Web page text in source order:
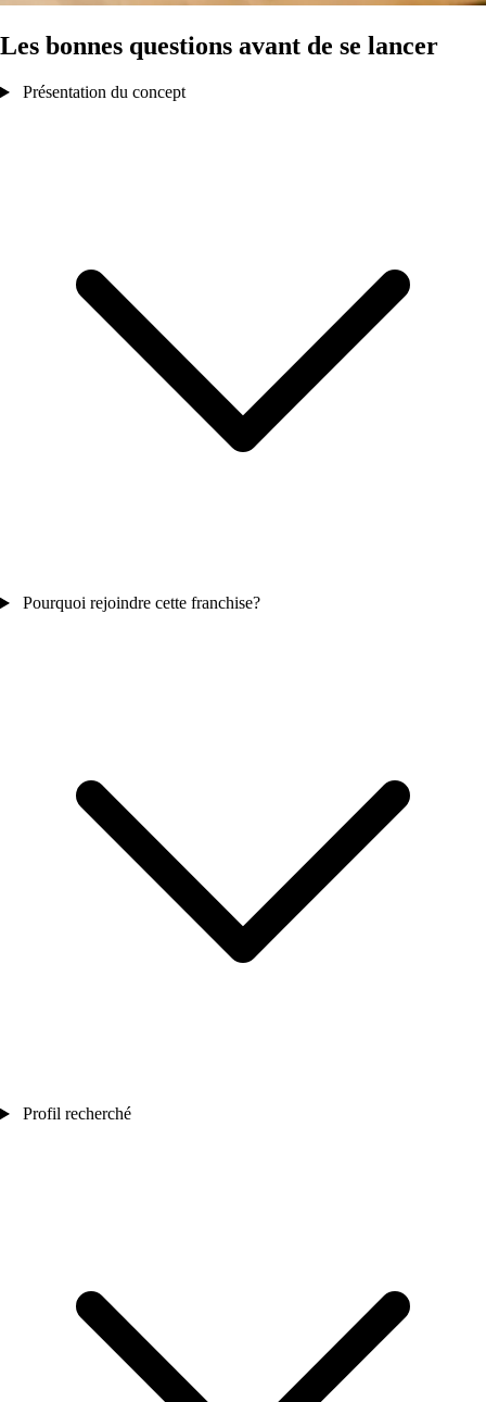
Les bonnes questions avant de se lancer
Présentation du concept
Pourquoi rejoindre cette franchise?
Profil recherché